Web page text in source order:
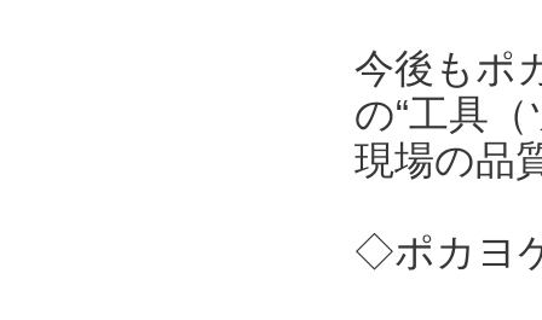
今後もポ
の“工具
現場の品
◇ポカヨ